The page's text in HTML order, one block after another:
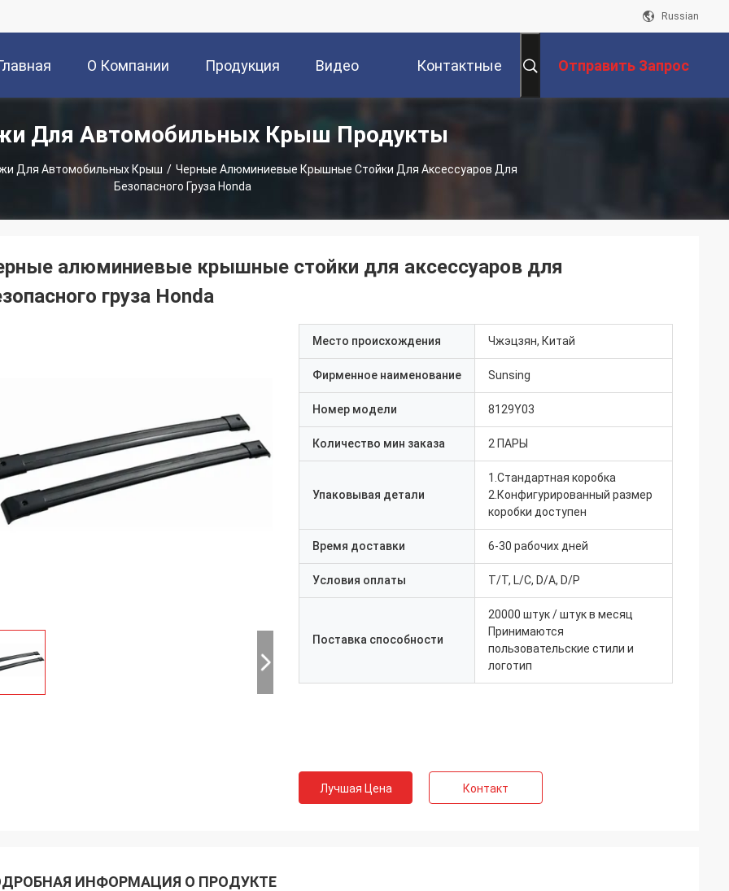
Russian
О Компании Продукция Видео Контактные Отправить Запрос
Для Автомобильных Крыш Продукты
Для Автомобильных Крыш / Черные Алюминиевые Крышные Стойки Для Аксессуаров Для
Безопасного Груза Honda
алюминиевые крышные стойки для аксессуаров для
груза Honda
Место происхождения Чжэцзян, Китай
Фирменное наименование Sunsing
Номер модели 8129Y03
Количество мин заказа 2 ПАРЫ
Упаковывая детали
1.Стандартная коробка
2.Конфигурированный размер
коробки доступен
Время доставки 6-30 рабочих дней
Условия оплаты T/T, L/C, D/A, D/P
Поставка способности
20000 штук / штук в месяц
Принимаются
пользовательские стили и
логотип
Лучшая Цена Контакт
ИНФОРМАЦИЯ О ПРОДУКТЕ